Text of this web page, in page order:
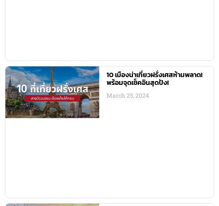
10 เมืองน่าเที่ยวฝรั่งเศสห้ามพลาด!
พร้อมจุดเช็คอินสุดปัง!
March 25, 2024